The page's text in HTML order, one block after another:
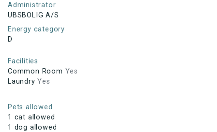
Administrator
UBSBOLIG A/S
Energy category
D
Facilities
Common Room Yes
Laundry Yes
Pets allowed
1 cat allowed
1 dog allowed